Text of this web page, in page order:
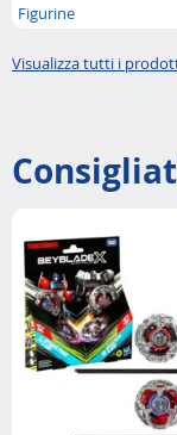
Figurine
Visualizza tutti i